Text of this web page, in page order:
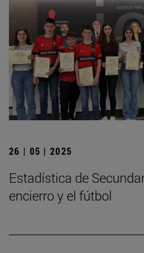
26 | 05 | 2025
Estadística de
encierro y el fútbol